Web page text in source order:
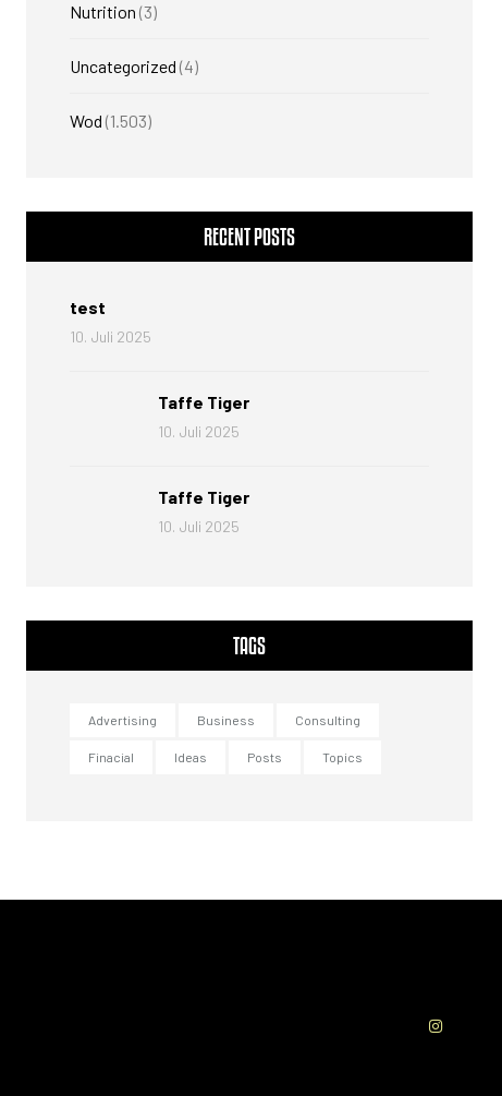
Nutrition (3)
Uncategorized (4)
Wod (1.503)
RECENT POSTS
test
10. Juli 2025
Taffe Tiger
10. Juli 2025
Taffe Tiger
10. Juli 2025
TAGS
Advertising Business Consulting
Finacial Ideas Posts Topics